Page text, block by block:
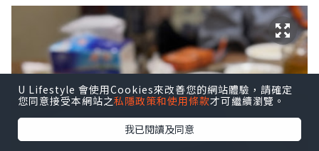
U Lifestyle 會使用Cookies來改善您的網站體驗，請確定
您同意接受本網站之私隱政策和使用條款才可繼續瀏覽。
我已閱讀及同意